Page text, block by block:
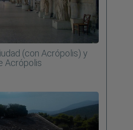
(con Acrópolis) y
Acrópolis